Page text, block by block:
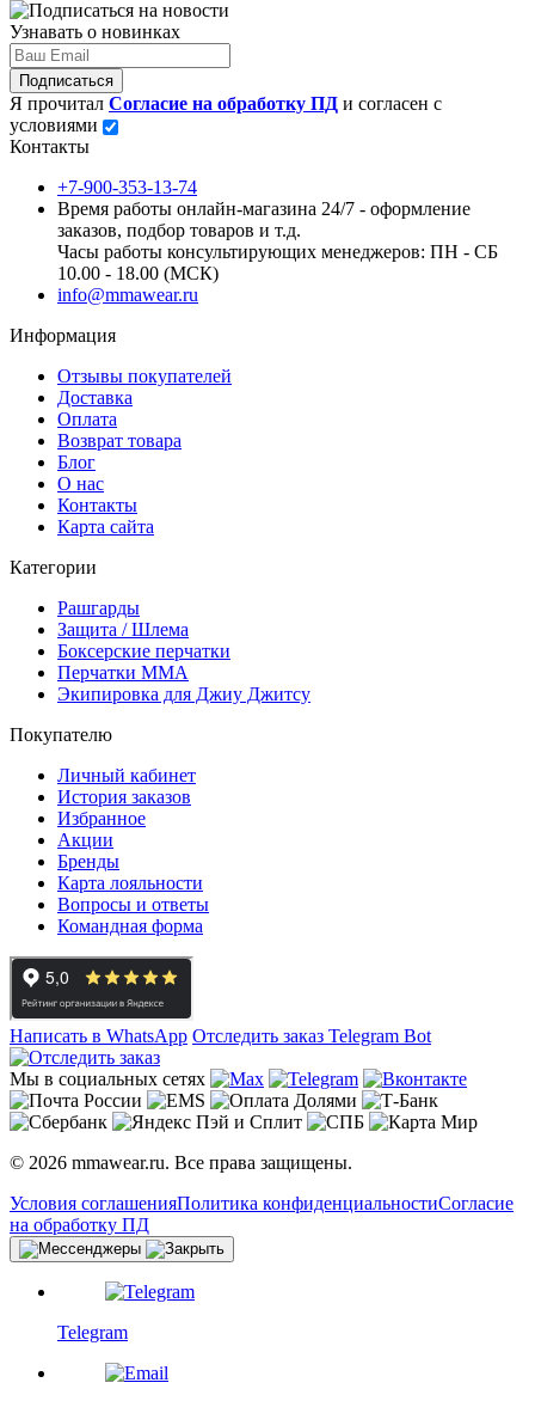
Узнавать о новинках
Подписаться
Я прочитал Согласие на обработку ПД и согласен с
условиями
Контакты
+7-900-353-13-74
Время работы онлайн-магазина 24/7 - оформление
заказов, подбор товаров и т.д.
Часы работы консультирующих менеджеров: ПН - СБ
10.00 - 18.00 (МСК)
info@mmawear.ru
Информация
Отзывы покупателей
Доставка
Оплата
Возврат товара
Блог
О нас
Контакты
Карта сайта
Категории
Рашгарды
Защита / Шлема
Боксерские перчатки
Перчатки ММА
Экипировка для Джиу Джитсу
Покупателю
Личный кабинет
История заказов
Избранное
Акции
Бренды
Карта лояльности
Вопросы и ответы
Командная форма
Написать в WhatsApp Отследить заказ Telegram Bot
Мы в социальных сетях
© 2026 mmawear.ru. Все права защищены.
Условия соглашенияПолитика конфиденциальностиСогласие
на обработку ПД
Telegram